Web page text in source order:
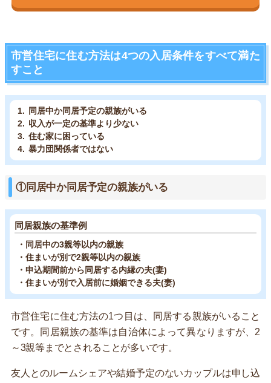
市営住宅に住む方法は4つの入居条件をすべて満た
すこと
同居中か同居予定の親族がいる
収入が一定の基準より少ない
住む家に困っている
暴力団関係者ではない
①同居中か同居予定の親族がいる
同居親族の基準例
・同居中の3親等以内の親族
・住まいが別で2親等以内の親族
・申込期間前から同居する内縁の夫(妻)
・住まいが別で入居前に婚姻できる夫(妻)
市営住宅に住む方法の1つ目は、同居する親族がいること
です。同居親族の基準は自治体によって異なりますが、2
～3親等までとされることが多いです。
友人とのルームシェアや結婚予定のないカップルは申し込